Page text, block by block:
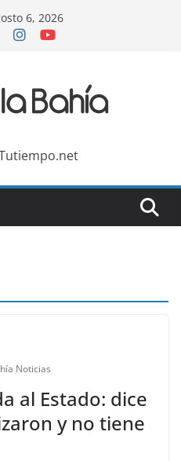
6, 2026
Noticias
al Estado: dice
y no tiene